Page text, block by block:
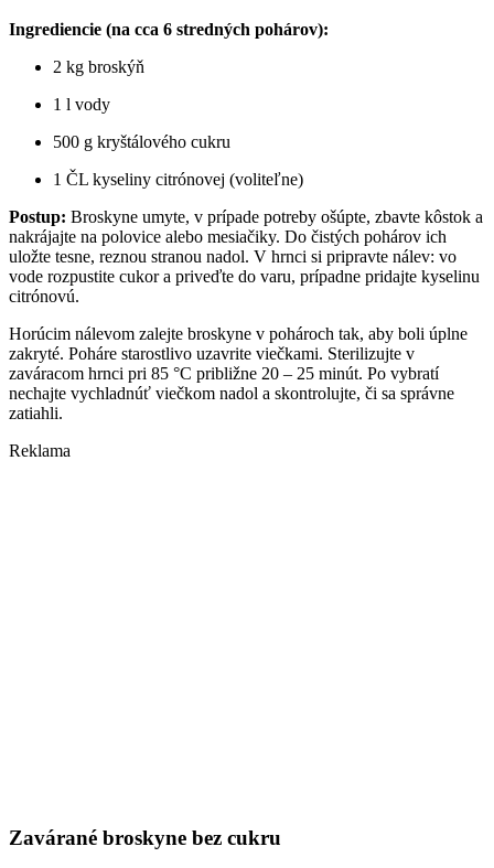
Ingrediencie (na cca 6 stredných pohárov):
2 kg broskýň
1 l vody
500 g kryštálového cukru
1 ČL kyseliny citrónovej (voliteľne)
Postup: Broskyne umyte, v prípade potreby ošúpte, zbavte kôstok a
nakrájajte na polovice alebo mesiačiky. Do čistých pohárov ich
uložte tesne, reznou stranou nadol. V hrnci si pripravte nálev: vo
vode rozpustite cukor a priveďte do varu, prípadne pridajte kyselinu
citrónovú.
Horúcim nálevom zalejte broskyne v pohároch tak, aby boli úplne
zakryté. Poháre starostlivo uzavrite viečkami. Sterilizujte v
zaváracom hrnci pri 85 °C približne 20 – 25 minút. Po vybratí
nechajte vychladnúť viečkom nadol a skontrolujte, či sa správne
zatiahli.
Reklama
Zavárané broskyne bez cukru